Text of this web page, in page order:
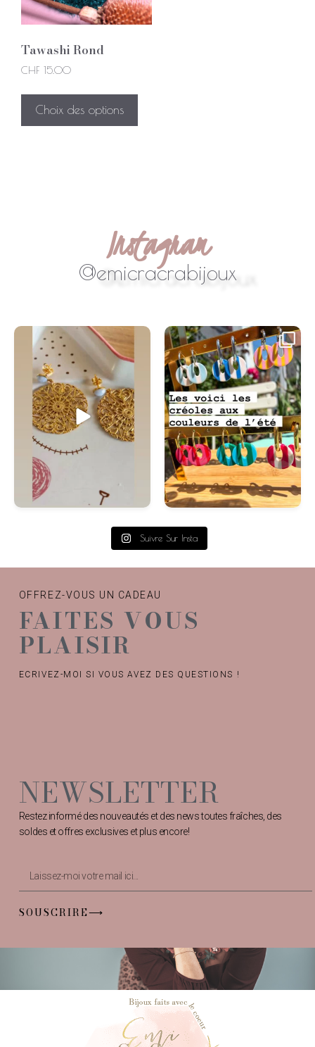
Tawashi Rond
CHF 15.00
Choix des options
Instagram
@emicracrabijoux
#handmade...
Suivre Sur Insta
OFFREZ-VOUS UN CADEAU
FAITES VOUS
PLAISIR
ECRIVEZ-MOI SI VOUS AVEZ DES QUESTIONS !
NEWSLETTER
Restez informé des nouveautés et des news toutes fraîches, des
soldes et offres exclusives et plus encore!
SOUSCRIRE⟶